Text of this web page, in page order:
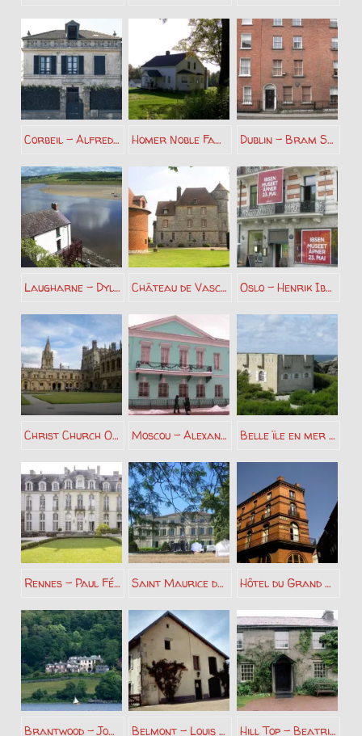
Corbeil – Alfred Jarry Homer Noble Farm – Robert Frost Dublin – Bram Stoker
Laugharne – Dylan Thomas Château de Vascoeil – Jules Michelet Oslo – Henrik Ibsen
Christ Church Oxford – Lewis Carroll Moscou – Alexandre Pouchkine Belle ïle en mer – Sarah Bernhardt
Rennes – Paul Féval Saint Maurice de Rémens – Antoine de Saint Exupéry Hôtel du Grand Balcon Toulouse – Antoine de Saint Exupéry
Brantwood – John Ruskin Belmont – Louis Pergaud Hill Top – Beatrix Potter